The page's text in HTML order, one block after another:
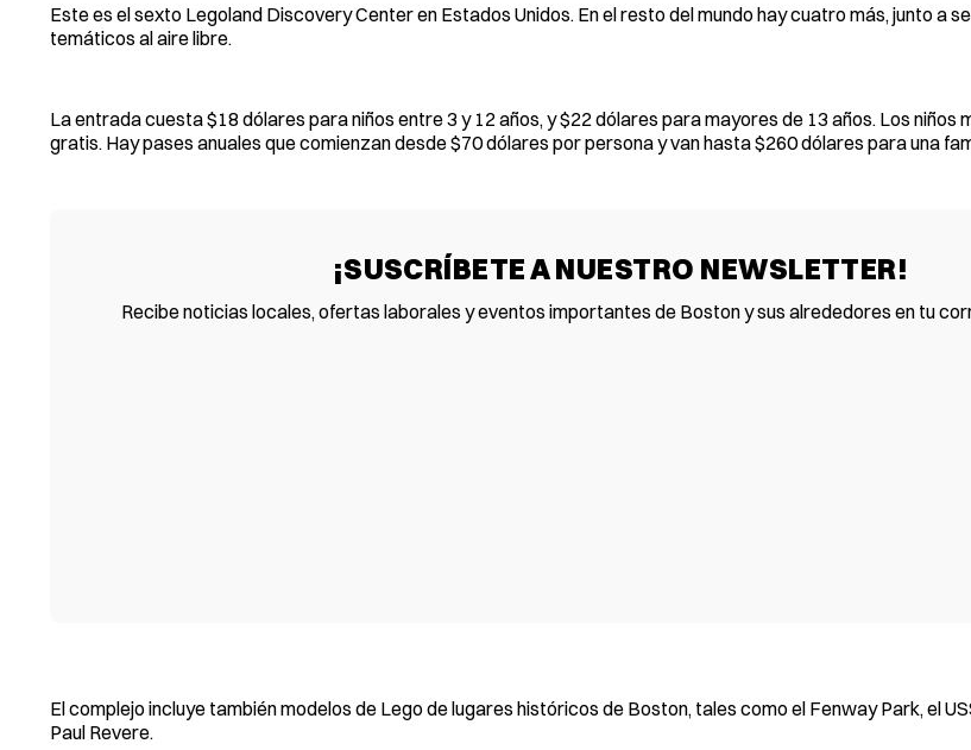
Este es el sexto Legoland Discovery Center en Estados Unidos. En el resto del mundo hay cuatro más, junto a
temáticos al aire libre.
La entrada cuesta $18 dólares para niños entre 3 y 12 años, y $22 dólares para mayores de 13 años. Los niños
gratis. Hay pases anuales que comienzan desde $70 dólares por persona y van hasta $260 dólares para una
¡SUSCRÍBETE A NUESTRO NEWSLETTER!
Recibe noticias locales, ofertas laborales y eventos importantes de Boston y sus alrededores en tu
El complejo incluye también modelos de Lego de lugares históricos de Boston, tales como el Fenway Park, el
Paul Revere.